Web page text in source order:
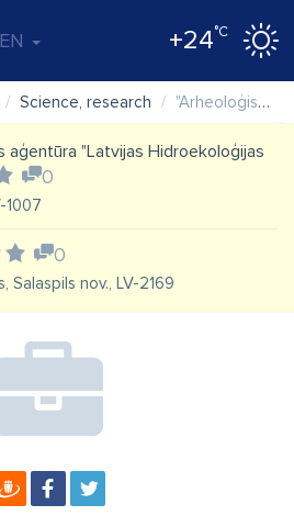
EN +24°C
Science, research "Arheoloģiskā izpēte" SIA
aģentūra "Latvijas Hidroekoloģijas
0
1007
0
Salaspils nov., LV-2169